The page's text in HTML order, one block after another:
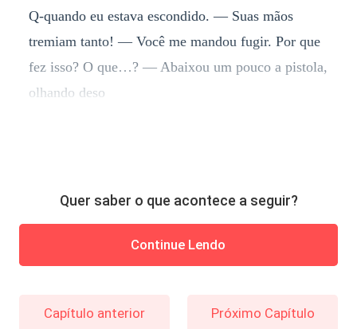
Q-quando eu estava escondido. — Suas mãos
tremiam tanto! — Você me mandou fugir. Por que
fez isso? O que…? — Abaixou um pouco a pistola,
olhando deso
Quer saber o que acontece a seguir?
Continue Lendo
Capítulo anterior Próximo Capítulo